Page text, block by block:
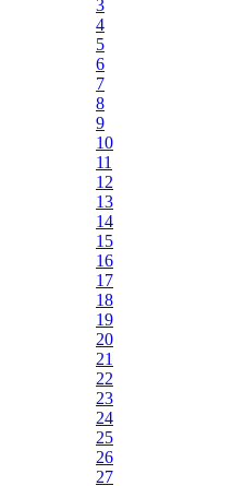
3
4
5
6
7
8
9
10
11
12
13
14
15
16
17
18
19
20
21
22
23
24
25
26
27